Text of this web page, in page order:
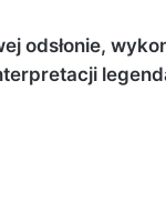
odsłonie,